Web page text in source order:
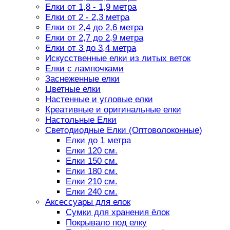
Елки от 1,8 - 1,9 метра
Елки от 2 - 2,3 метра
Елки от 2,4 до 2,6 метра
Елки от 2,7 до 2,9 метра
Елки от 3 до 3,4 метра
Искусственные елки из литых веток
Елки с лампочками
Заснеженные елки
Цветные елки
Настенные и угловые елки
Креативные и оригинальные елки
Настольные Елки
Светодиодные Елки (Оптоволоконные)
Елки до 1 метра
Елки 120 см.
Елки 150 см.
Елки 180 см.
Елки 210 см.
Елки 240 см.
Аксессуары для елок
Сумки для хранения ёлок
Покрывало под елку